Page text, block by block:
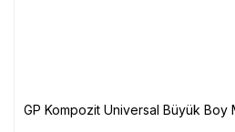
GP Kompozit Universal Büyük Boy